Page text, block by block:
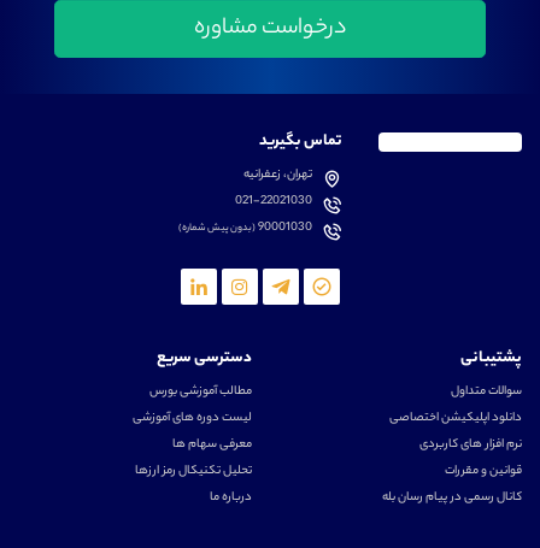
تماس بگیرید
تهران، زعفرانیه
021-22021030
90001030(بدون پیش شماره)
پشتیبانی
سوالات متداول
دانلود اپلیکیشن اختصاصی
نرم افزار های کاربردی
قوانین و مقررات
کانال رسمی در پیام رسان بله
دسترسی سریع
مطالب آموزشی بورس
لیست دوره های آموزشی
معرفی سهام ها
تحلیل تکنیکال رمز ارزها
درباره ما